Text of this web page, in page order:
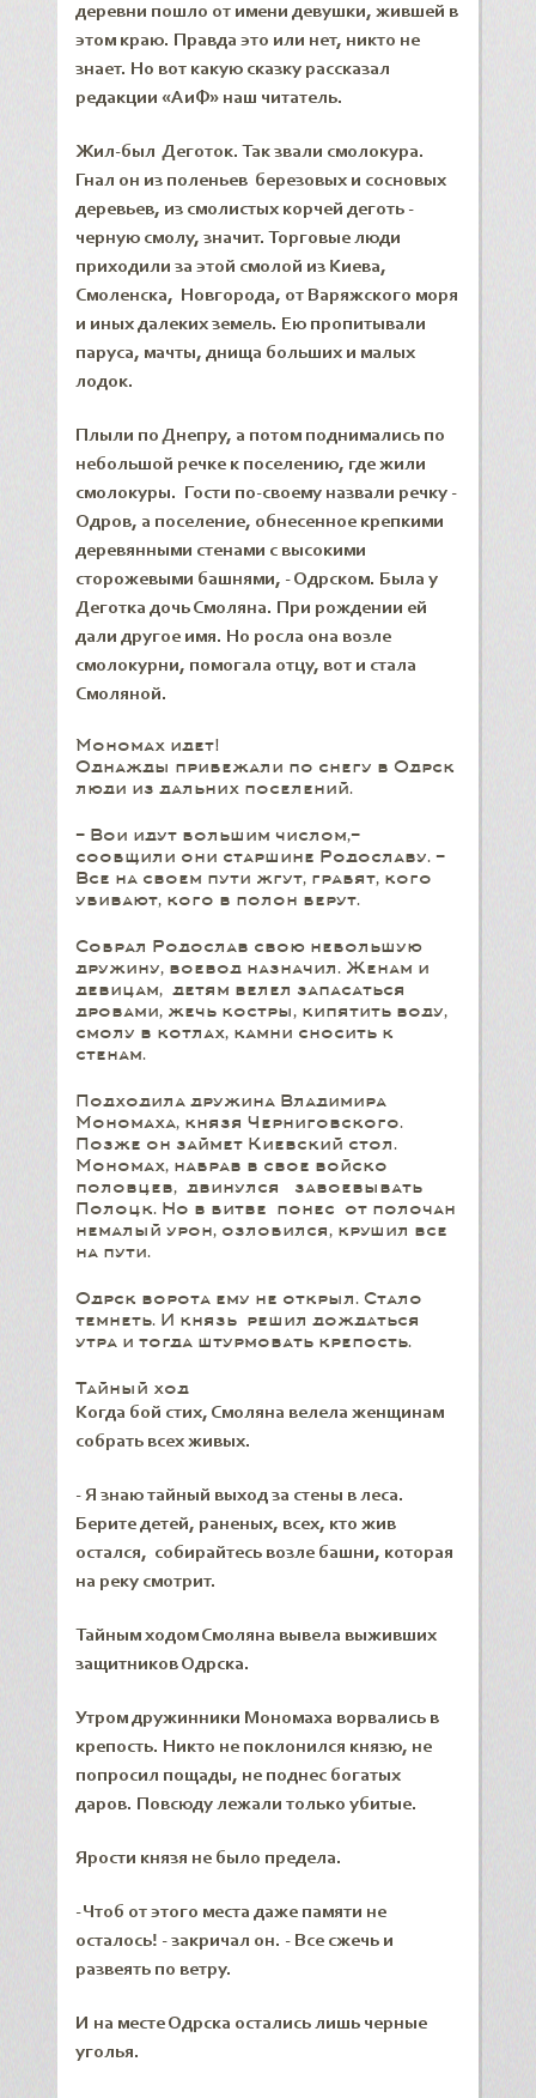
деревни пошло от имени девушки, жившей в
этом краю. Правда это или нет, никто не
знает. Но вот какую сказку рассказал
редакции «АиФ» наш читатель.
Жил-был Деготок. Так звали смолокура.
Гнал он из поленьев березовых и сосновых
деревьев, из смолистых корчей деготь -
черную смолу, значит. Торговые люди
приходили за этой смолой из Киева,
Смоленска, Новгорода, от Варяжского моря
и иных далеких земель. Ею пропитывали
паруса, мачты, днища больших и малых
лодок.
Плыли по Днепру, а потом поднимались по
небольшой речке к поселению, где жили
смолокуры. Гости по-своему назвали речку -
Одров, а поселение, обнесенное крепкими
деревянными стенами с высокими
сторожевыми башнями, - Одрском. Была у
Деготка дочь Смоляна. При рождении ей
дали другое имя. Но росла она возле
смолокурни, помогала отцу, вот и стала
Смоляной.
Мономах идет!
Однажды прибежали по снегу в Одрск
люди из дальних поселений.
- Вои идут большим числом,-
сообщили они старшине Родославу. -
Все на своем пути жгут, грабят, кого
убивают, кого в полон берут.
Собрал Родослав свою небольшую
дружину, воевод назначил. Женам и
девицам, детям велел запасаться
дровами, жечь костры, кипятить воду,
смолу в котлах, камни сносить к
стенам.
Подходила дружина Владимира
Мономаха, князя Черниговского.
Позже он займет Киевский стол.
Мономах, набрав в свое войско
половцев, двинулся завоевывать
Полоцк. Но в битве понес от полочан
немалый урон, озлобился, крушил все
на пути.
Одрск ворота ему не открыл. Стало
темнеть. И князь решил дождаться
утра и тогда штурмовать крепость.
Тайный ход
Когда бой стих, Смоляна велела женщинам
собрать всех живых.
- Я знаю тайный выход за стены в леса.
Берите детей, раненых, всех, кто жив
остался, собирайтесь возле башни, которая
на реку смотрит.
Тайным ходом Смоляна вывела выживших
защитников Одрска.
Утром дружинники Мономаха ворвались в
крепость. Никто не поклонился князю, не
попросил пощады, не поднес богатых
даров. Повсюду лежали только убитые.
Ярости князя не было предела.
- Чтоб от этого места даже памяти не
осталось! - закричал он. - Все сжечь и
развеять по ветру.
И на месте Одрска остались лишь черные
уголья.